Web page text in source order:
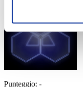
Punteggio: -